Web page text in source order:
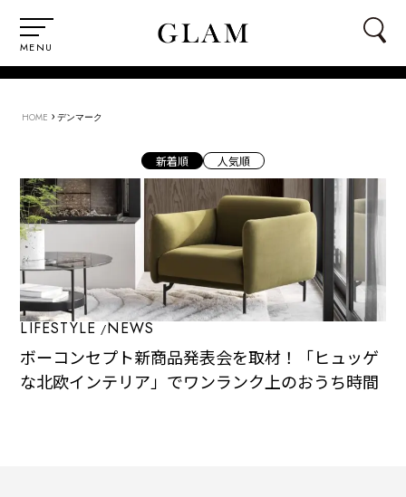
MENU
HOME › デンマーク
新着順 人気順
LIFESTYLE NEWS
ボーコンセプト新商品発表会を取材！「ヒュッゲ
な北欧インテリア」でワンランク上のおうち時間